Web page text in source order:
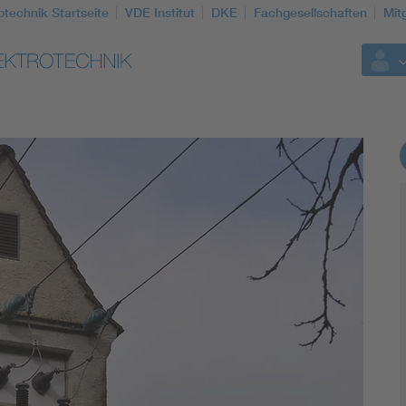
Startseite VDE Institut DKE Fachgesellschaften